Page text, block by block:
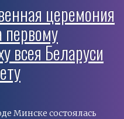
церемония
всея Беларуси
Минске состоялась